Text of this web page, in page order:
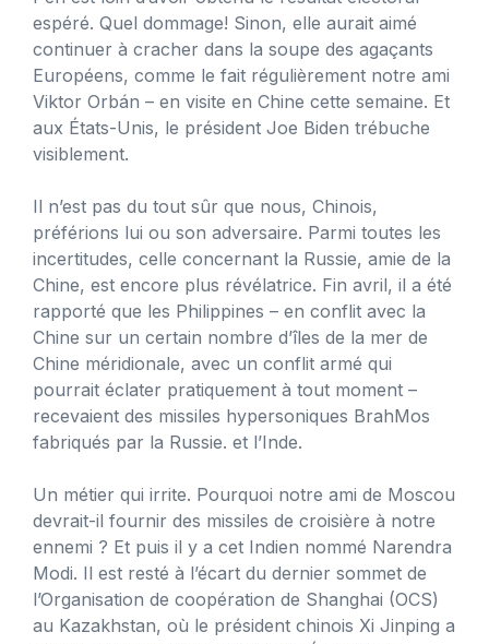
espéré. Quel dommage! Sinon, elle aurait aimé
continuer à cracher dans la soupe des agaçants
Européens, comme le fait régulièrement notre ami
Viktor Orbán – en visite en Chine cette semaine. Et
aux États-Unis, le président Joe Biden trébuche
visiblement.
Il n’est pas du tout sûr que nous, Chinois,
préférions lui ou son adversaire. Parmi toutes les
incertitudes, celle concernant la Russie, amie de la
Chine, est encore plus révélatrice. Fin avril, il a été
rapporté que les Philippines – en conflit avec la
Chine sur un certain nombre d’îles de la mer de
Chine méridionale, avec un conflit armé qui
pourrait éclater pratiquement à tout moment –
recevaient des missiles hypersoniques BrahMos
fabriqués par la Russie. et l’Inde.
Un métier qui irrite. Pourquoi notre ami de Moscou
devrait-il fournir des missiles de croisière à notre
ennemi ? Et puis il y a cet Indien nommé Narendra
Modi. Il est resté à l’écart du dernier sommet de
l’Organisation de coopération de Shanghai (OCS)
au Kazakhstan, où le président chinois Xi Jinping a